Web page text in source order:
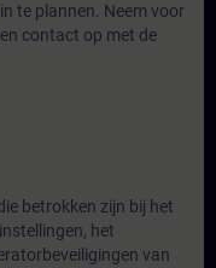
te plannen. Neem voor
contact op met de
betrokken zijn bij het
het
van